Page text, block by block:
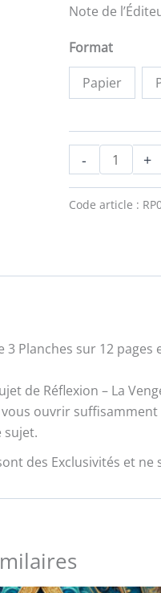
Note de
Format
Papier
- +
Code article :
3 Planches sur 12
de Réflexion – La
ouvrir
sujet.
des Exclusivités et